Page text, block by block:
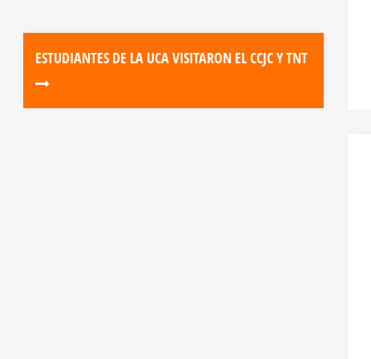
ESTUDIANTES DE LA UCA VISITARON EL CCJC Y TNT